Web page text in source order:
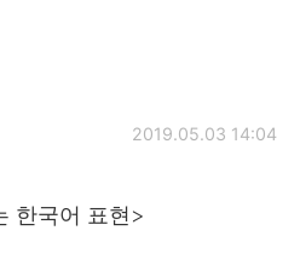
2019.05.03 14:04
한국어 표현>